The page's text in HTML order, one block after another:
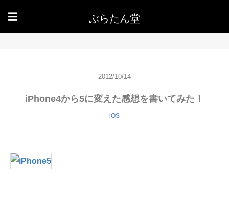
☰ ぶらたん堂
2012/10/14
iPhone4から5に変えた感想を書いてみた！
iOS